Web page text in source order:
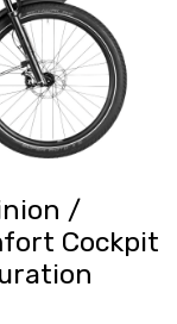
/
Cockpit